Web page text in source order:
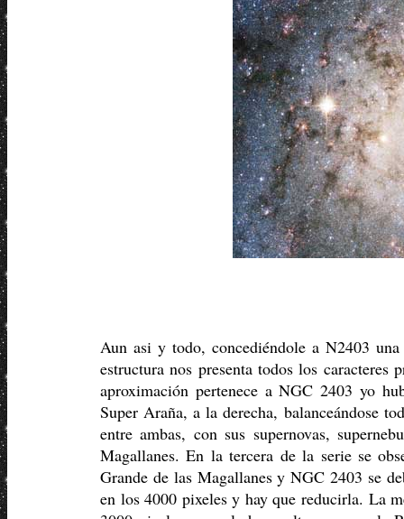
Aun asi y todo, concediéndole a N2403
estructura nos presenta todos los
aproximación pertenece a NGC 2403 yo
Super Araña, a la derecha, balanceándose
entre ambas, con sus supernovas,
Magallanes. En la tercera de la serie se
Grande de las Magallanes y NGC 2403 se
en los 4000 pixeles y hay que reducirla. La